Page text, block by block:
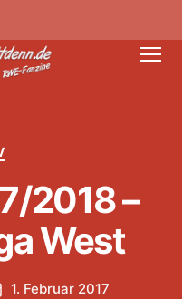
2018 –
West
1. Februar 2017